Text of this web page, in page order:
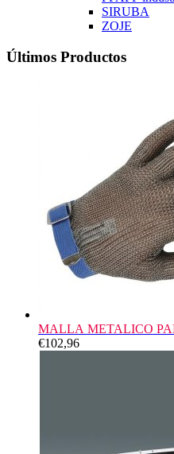
SIRUBA
ZOJE
Últimos Productos
€102,96